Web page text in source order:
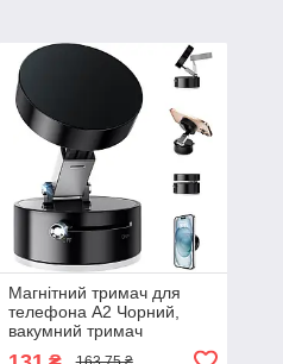
Магнітний тримач для
телефона А2 Чорний,
вакумний тримач
телефона на торпеду/скло